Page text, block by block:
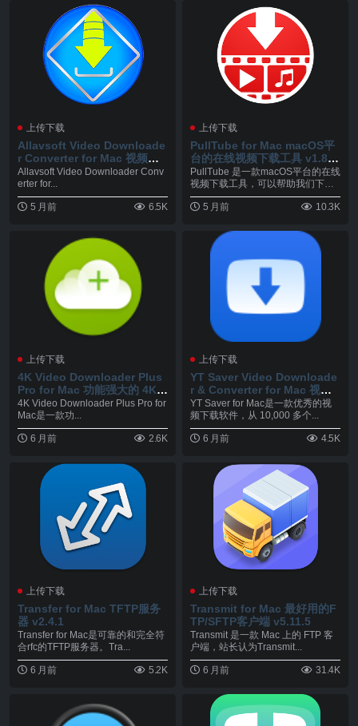
上传下载
Allavsoft Video Downloade
r Converter for Mac 视频下
载工具 v3.29.0.9575
Allavsoft Video Downloader Conv
erter for...
5 月前 6.5K
上传下载
PullTube for Mac macOS平
台的在线视频下载工具 v1.8.6.
25
PullTube 是一款macOS平台的在线
视频下载工具，可以帮助我们下载
油管以...
5 月前
10.3K
上传下载
4K Video Downloader Plus
Pro for Mac 功能强大的 4K视
频下载软件 v26.0.6
4K Video Downloader Plus Pro for
Mac是一款功...
6 月前 2.6K
上传下载
YT Saver Video Downloade
r & Converter for Mac 视频
下载和转换器 v10.12.0
YT Saver for Mac是一款优秀的视
频下载软件，从 10,000 多个...
6 月前 4.5K
上传下载
Transfer for Mac TFTP服务
器 v2.4.1
Transfer for Mac是可靠的和完全符
合rfc的TFTP服务器。Tra...
6 月前 5.2K
上传下载
Transmit for Mac 最好用的F
TP/SFTP客户端 v5.11.5
Transmit 是一款 Mac 上的 FTP 客
户端，站长认为Transmit...
6 月前 31.4K